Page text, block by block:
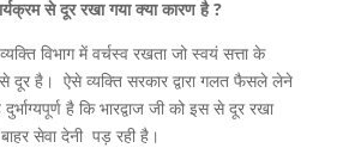
से दूर रखा गया क्या कारण है ?
विभाग में वर्चस्व रखता जो स्वयं सत्ता के
दूर है। ऐसे व्यक्ति सरकार द्वारा गलत फैसले लेने
है कि भारद्वाज जी को इस से दूर रखा
सेवा देनी पड़ रही है।